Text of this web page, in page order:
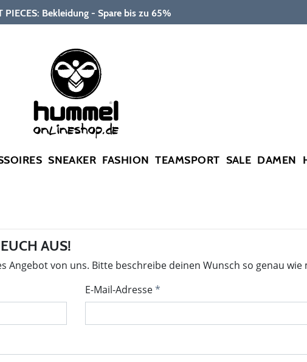
PIECES: Bekleidung - Spare bis zu 65%
SNEAKER FASHION TEAMSPORT SALE DAMEN
AUS!
von uns. Bitte beschreibe deinen Wunsch so genau wie
E-Mail-Adresse